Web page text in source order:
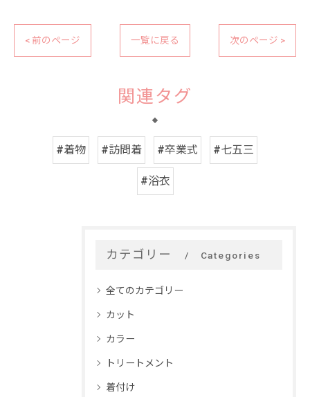
< 前のページ 一覧に戻る 次のページ >
関連タグ
#着物 #訪問着 #卒業式 #七五三
#浴衣
カテゴリー Categories
全てのカテゴリー
カット
カラー
トリートメント
着付け